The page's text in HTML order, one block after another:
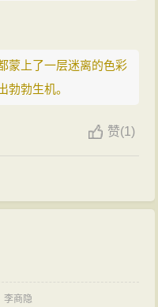
蒙上了一层迷离的色彩
勃勃生机。
赞(1)
李商隐